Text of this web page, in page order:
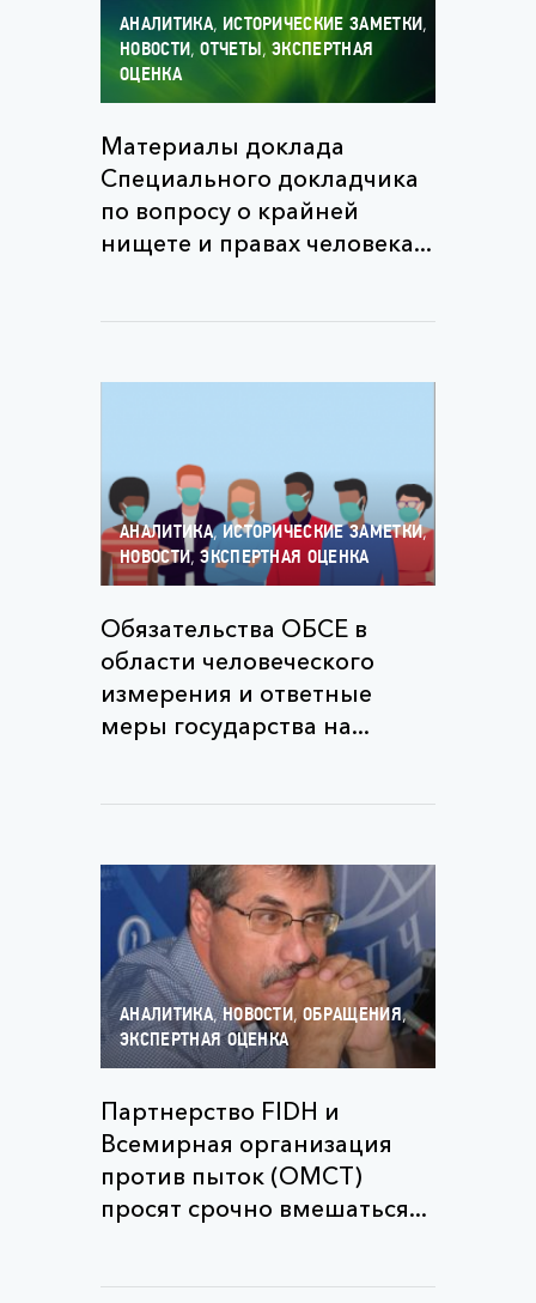
АНАЛИТИКА, ИСТОРИЧЕСКИЕ ЗАМЕТКИ,
НОВОСТИ,ОТЧЕТЫ ,ЭКСПЕРТНАЯ
ОЦЕНКА
Материалы доклада
Специального докладчика
по вопросу о крайней
нищете и правах человека...
АНАЛИТИКА,ИСТОРИЧЕСКИЕ ЗАМЕТКИ,
НОВОСТИ,ЭКСПЕРТНАЯ ОЦЕНКА
Обязательства ОБСЕ в
области человеческого
измерения и ответные
меры государства на...
АНАЛИТИКА,НОВОСТИ,ОБРАЩЕНИЯ,
ЭКСПЕРТНАЯ ОЦЕНКА
Партнерство FIDH и
Всемирная организация
против пыток (OMCT)
просят срочно вмешаться...